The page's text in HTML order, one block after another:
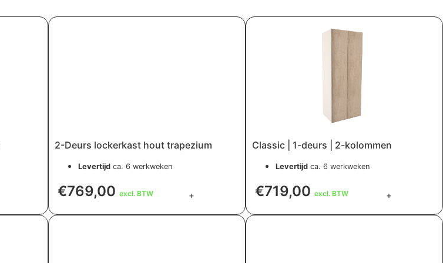
2-Deurs lockerkast hout trapezium
Levertijd ca. 6 werkweken
€769,00 excl. BTW +
Classic | 1-deurs | 2-kolommen
Levertijd ca. 6 werkweken
€719,00 excl. BTW +